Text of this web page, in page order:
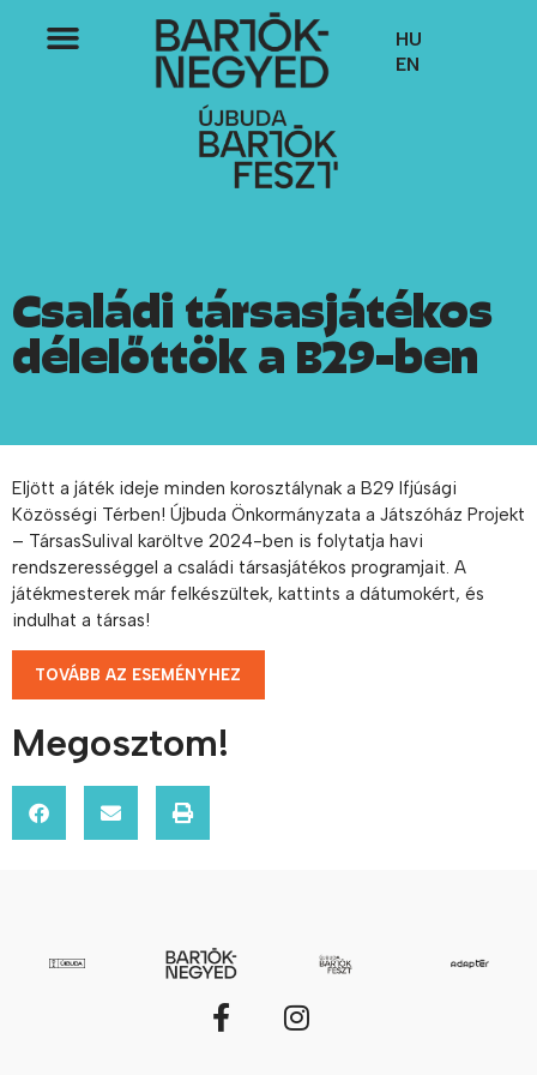
HU
EN
Családi társasjátékos
délelőttök a B29-ben
Eljött a játék ideje minden korosztálynak a B29 Ifjúsági
Közösségi Térben! Újbuda Önkormányzata a Játszóház Projekt
– TársasSulival karöltve 2024-ben is folytatja havi
rendszerességgel a családi társasjátékos programjait. A
játékmesterek már felkészültek, kattints a dátumokért, és
indulhat a társas!
TOVÁBB AZ ESEMÉNYHEZ
Megosztom!